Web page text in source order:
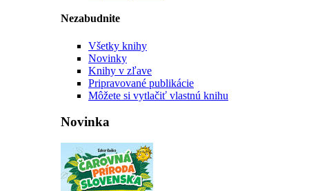
Nezabudnite
Všetky knihy
Novinky
Knihy v zľave
Pripravované publikácie
Môžete si vytlačiť vlastnú knihu
Novinka